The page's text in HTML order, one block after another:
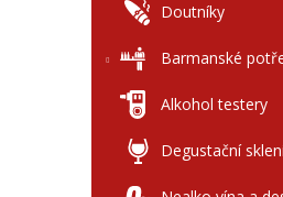
Doutníky
Barmanské
Alkohol testery
Degustační